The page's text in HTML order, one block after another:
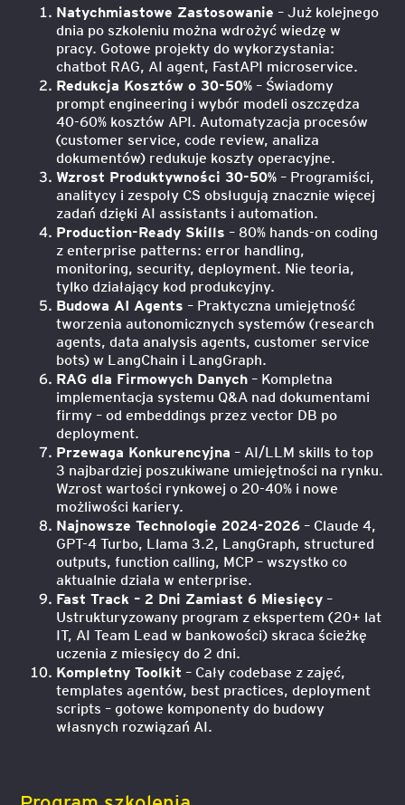
Natychmiastowe Zastosowanie – Już kolejnego
dnia po szkoleniu można wdrożyć wiedzę w
pracy. Gotowe projekty do wykorzystania:
chatbot RAG, AI agent, FastAPI microservice.
Redukcja Kosztów o 30-50% – Świadomy
prompt engineering i wybór modeli oszczędza
40-60% kosztów API. Automatyzacja procesów
(customer service, code review, analiza
dokumentów) redukuje koszty operacyjne.
Wzrost Produktywności 30-50% – Programiści,
analitycy i zespoły CS obsługują znacznie więcej
zadań dzięki AI assistants i automation.
Production-Ready Skills – 80% hands-on coding
z enterprise patterns: error handling,
monitoring, security, deployment. Nie teoria,
tylko działający kod produkcyjny.
Budowa AI Agents – Praktyczna umiejętność
tworzenia autonomicznych systemów (research
agents, data analysis agents, customer service
bots) w LangChain i LangGraph.
RAG dla Firmowych Danych – Kompletna
implementacja systemu Q&A nad dokumentami
firmy – od embeddings przez vector DB po
deployment.
Przewaga Konkurencyjna – AI/LLM skills to top
3 najbardziej poszukiwane umiejętności na rynku.
Wzrost wartości rynkowej o 20-40% i nowe
możliwości kariery.
Najnowsze Technologie 2024-2026 – Claude 4,
GPT-4 Turbo, Llama 3.2, LangGraph, structured
outputs, function calling, MCP – wszystko co
aktualnie działa w enterprise.
Fast Track – 2 Dni Zamiast 6 Miesięcy –
Ustrukturyzowany program z ekspertem (20+ lat
IT, AI Team Lead w bankowości) skraca ścieżkę
uczenia z miesięcy do 2 dni.
Kompletny Toolkit – Cały codebase z zajęć,
templates agentów, best practices, deployment
scripts – gotowe komponenty do budowy
własnych rozwiązań AI.